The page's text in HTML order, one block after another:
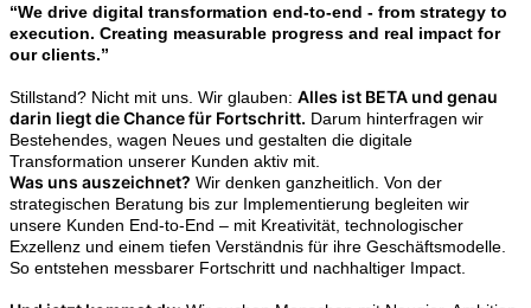
“We drive digital transformation end-to-end - from strategy to
execution. Creating measurable progress and real impact for
our clients.”
Stillstand? Nicht mit uns. Wir glauben: Alles ist BETA und genau
darin liegt die Chance für Fortschritt. Darum hinterfragen wir
Bestehendes, wagen Neues und gestalten die digitale
Transformation unserer Kunden aktiv mit.
Was uns auszeichnet? Wir denken ganzheitlich. Von der
strategischen Beratung bis zur Implementierung begleiten wir
unsere Kunden End-to-End – mit Kreativität, technologischer
Exzellenz und einem tiefen Verständnis für ihre Geschäftsmodelle.
So entstehen messbarer Fortschritt und nachhaltiger Impact.